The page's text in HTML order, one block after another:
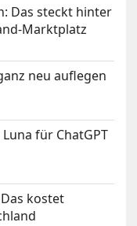
Das steckt hinter
Marktplatz
neu auflegen
für ChatGPT
kostet